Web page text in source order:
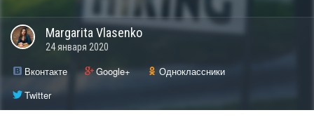
Margarita Vlasenko
24 января 2020
Вконтакте Google+
Одноклассники
Twitter